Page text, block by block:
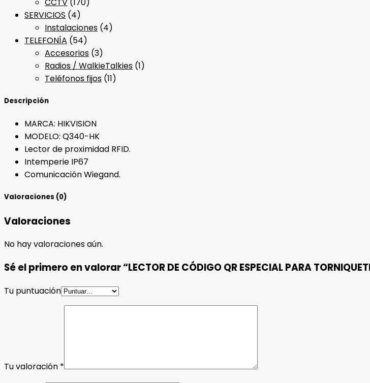
SERVICIOS (4)
Instalaciones (4)
TELEFONÍA (54)
Accesorios (3)
Radios / WalkieTalkies (1)
Teléfonos fijos (11)
Descripción
MARCA: HIKVISION
MODELO: Q340-HK
Lector de proximidad RFID.
Intemperie IP67
Comunicación Wiegand.
Valoraciones (0)
Valoraciones
No hay valoraciones aún.
Sé el primero en valorar “LECTOR DE CÓDIGO QR ESPECIAL PARA
Tu puntuación
Tu valoración *